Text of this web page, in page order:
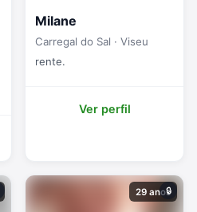
Milane
Carregal do Sal · Viseu
rente.
Ver perfil
29 anos
🔒